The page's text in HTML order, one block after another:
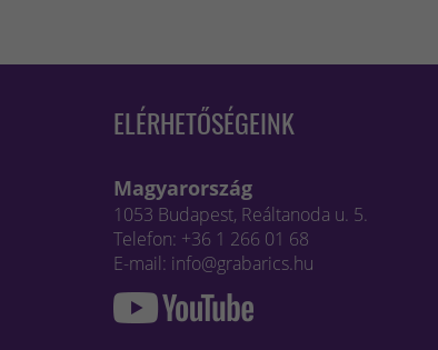
ELÉRHETŐSÉGEINK
Magyarország
1053 Budapest, Reáltanoda u. 5.
Telefon: +36 1 266 01 68
E-mail: info@grabarics.hu